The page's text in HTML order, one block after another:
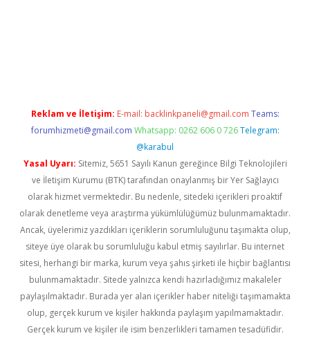
Reklam ve İletişim: E-mail: backlinkpaneli@gmail.com Teams:
forumhizmeti@gmail.com Whatsapp: 0262 606 0 726 Telegram:
@karabul
Yasal Uyarı: Sitemiz, 5651 Sayılı Kanun gereğince Bilgi Teknolojileri
ve İletişim Kurumu (BTK) tarafından onaylanmış bir Yer Sağlayıcı
olarak hizmet vermektedir. Bu nedenle, sitedeki içerikleri proaktif
olarak denetleme veya araştırma yükümlülüğümüz bulunmamaktadır.
Ancak, üyelerimiz yazdıkları içeriklerin sorumluluğunu taşımakta olup,
siteye üye olarak bu sorumluluğu kabul etmiş sayılırlar. Bu internet
sitesi, herhangi bir marka, kurum veya şahıs şirketi ile hiçbir bağlantısı
bulunmamaktadır. Sitede yalnızca kendi hazırladığımız makaleler
paylaşılmaktadır. Burada yer alan içerikler haber niteliği taşımamakta
olup, gerçek kurum ve kişiler hakkında paylaşım yapılmamaktadır.
Gerçek kurum ve kişiler ile isim benzerlikleri tamamen tesadüfidir.